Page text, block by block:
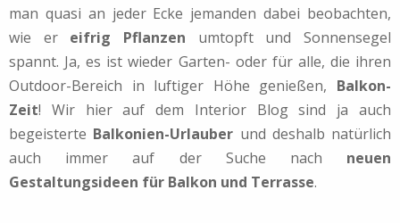
man quasi an jeder Ecke jemanden dabei beobachten,
wie ereifrig Pflanzen umtopft und Sonnensegel
spannt. Ja, es ist wieder Garten- oder für alle, die ihren
Outdoor-Bereich in luftiger Höhe genießen, Balkon-
Zeit! Wir hier auf dem Interior Blog sind ja auch
begeisterte Balkonien-Urlauber und deshalb natürlich
auch immer auf der Suche nach neuen
Gestaltungsideen für Balkon und Terrasse.